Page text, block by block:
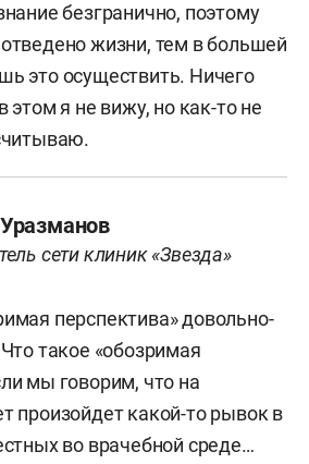
безгранично, поэтому
жизни, тем в большей
это осуществить. Ничего
этом я не вижу, но как-то не
сети клиник «Звезда»
перспектива» довольно-
такое «обозримая
мы говорим, что на
произойдет какой-то рывок в
во врачебной среде…